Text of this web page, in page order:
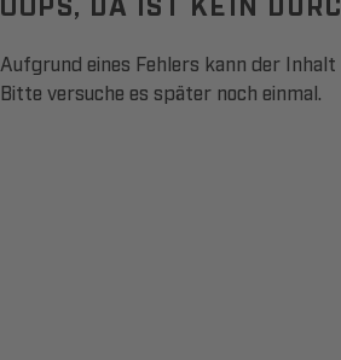
Aufgrund eines Fehlers kann der Inhalt
Bitte versuche es später noch einmal.